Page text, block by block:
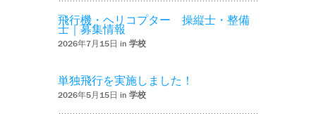
飛行機・ヘリコプター 操縦士・整備
士｜募集情報
2026年7月15日 in 学校
単独飛行を実施しました！
2026年5月15日 in 学校